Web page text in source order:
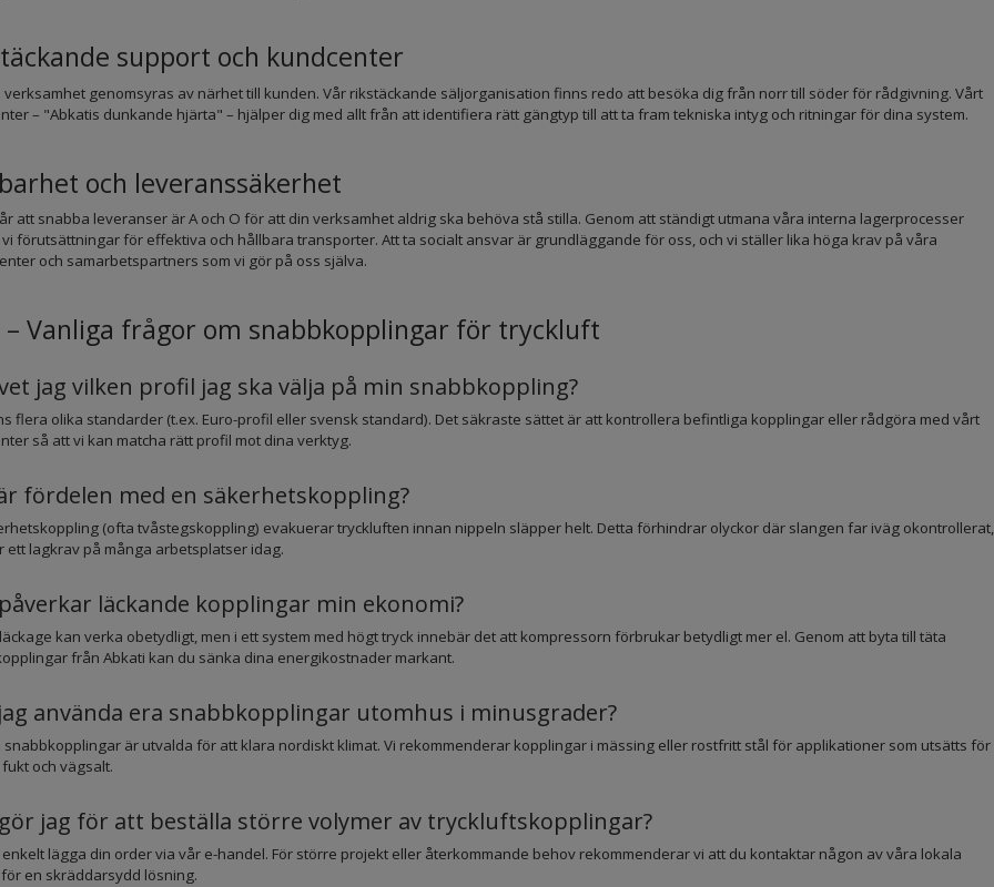
support och kundcenter
verksamhet genomsyras av närhet till kunden. Vår rikstäckande säljorganisation finns redo att besöka dig från norr till söder för rådgivning. Vårt
– "Abkatis dunkande hjärta" – hjälper dig med allt från att identifiera rätt gängtyp till att ta fram tekniska intyg och ritningar för dina system.
och leveranssäkerhet
att snabba leveranser är A och O för att din verksamhet aldrig ska behöva stå stilla. Genom att ständigt utmana våra interna lagerprocesser
förutsättningar för effektiva och hållbara transporter. Att ta socialt ansvar är grundläggande för oss, och vi ställer lika höga krav på våra
och samarbetspartners som vi gör på oss själva.
– Vanliga frågor om snabbkopplingar för tryckluft
jag vilken profil jag ska välja på min snabbkoppling?
flera olika standarder (t.ex. Euro-profil eller svensk standard). Det säkraste sättet är att kontrollera befintliga kopplingar eller rådgöra med vårt
så att vi kan matcha rätt profil mot dina verktyg.
fördelen med en säkerhetskoppling?
(ofta tvåstegskoppling) evakuerar tryckluften innan nippeln släpper helt. Detta förhindrar olyckor där slangen far iväg okontrollerat,
ett lagkrav på många arbetsplatser idag.
läckande kopplingar min ekonomi?
kan verka obetydligt, men i ett system med högt tryck innebär det att kompressorn förbrukar betydligt mer el. Genom att byta till täta
från Abkati kan du sänka dina energikostnader markant.
använda era snabbkopplingar utomhus i minusgrader?
snabbkopplingar är utvalda för att klara nordiskt klimat. Vi rekommenderar kopplingar i mässing eller rostfritt stål för applikationer som utsätts för
och vägsalt.
jag för att beställa större volymer av tryckluftskopplingar?
enkelt lägga din order via vår e-handel. För större projekt eller återkommande behov rekommenderar vi att du kontaktar någon av våra lokala
en skräddarsydd lösning.